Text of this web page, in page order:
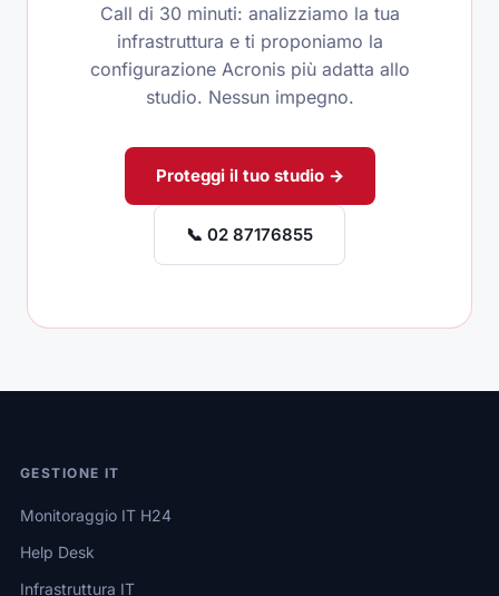
Call di 30 minuti: analizziamo la tua
infrastruttura e ti proponiamo la
configurazione Acronis più adatta allo
studio. Nessun impegno.
Proteggi il tuo studio →
📞 02 87176855
GESTIONE IT
Monitoraggio IT H24
Help Desk
Infrastruttura IT